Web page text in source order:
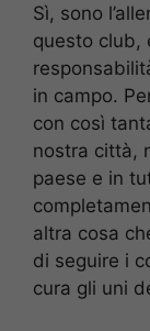
Sì, sono
questo club,
in campo.
con così
nostra città,
paese e in
altra cosa
di seguire i
cura gli uni